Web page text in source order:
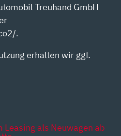
Treuhand GmbH
.
erhalten wir ggf.
Leasing als Neuwagen ab